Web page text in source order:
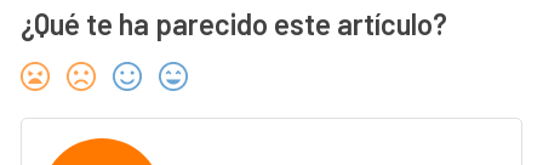
¿Qué te ha parecido este artículo?